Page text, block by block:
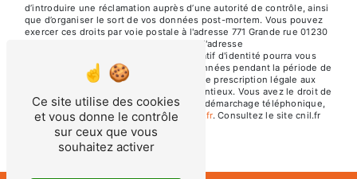
d’introduire une réclamation auprès d’une autorité de contrôle, ainsi
que d’organiser le sort de vos données post-mortem. Vous pouvez
exercer ces droits par voie postale à l'adresse 771 Grande rue 01230
TORCIEU ou par courrier électronique à l'adresse
atelierboisetmoi@gmail.com. Un justificatif d'identité pourra vous
être demandé. Nous conservons vos données pendant la période de
prise de contact puis pendant la durée de prescription légale aux
fins probatoires et de gestion des contentieux. Vous avez le droit de
vous inscrire sur la liste d'opposition au démarchage téléphonique,
disponible à cette adresse:Bloctel.gouv.fr. Consultez le site cnil.fr
pour plus d’informations sur vos droits.
Ce site utilise des cookies
et vous donne le contrôle
sur ceux que vous
souhaitez activer